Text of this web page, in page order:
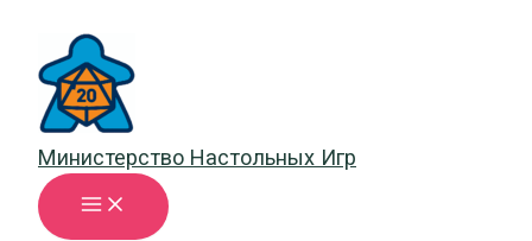
содержимому
Министерство Настольных Игр